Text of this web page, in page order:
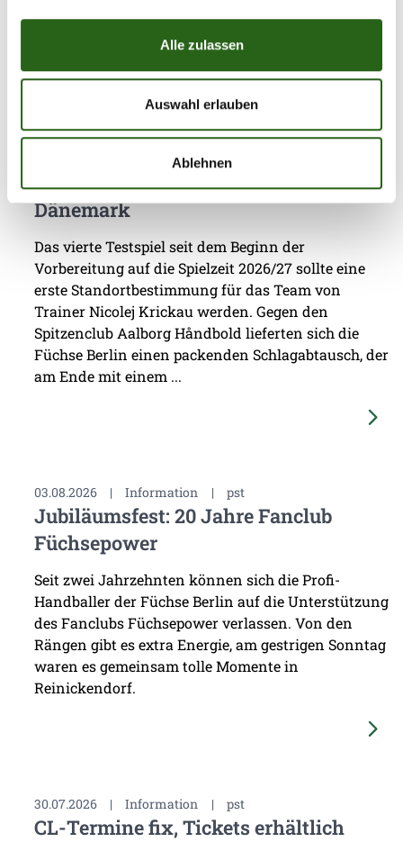
Alle zulassen
Auswahl erlauben
Ablehnen
erneut keinen Sieg einfahren, jedoch wertvolle
Information | pg
Erster Gradmesser gegen Topteam aus
Dänemark
Das vierte Testspiel seit dem Beginn der
Vorbereitung auf die Spielzeit 2026/27 sollte eine
erste Standortbestimmung für das Team von
Trainer Nicolej Krickau werden. Gegen den
Spitzenclub Aalborg Håndbold lieferten sich die
Füchse Berlin einen packenden Schlagabtausch, der
am Ende mit einem ...
03.08.2026 | Information | pst
Jubiläumsfest: 20 Jahre Fanclub
Füchsepower
Seit zwei Jahrzehnten können sich die Profi-
Handballer der Füchse Berlin auf die Unterstützung
des Fanclubs Füchsepower verlassen. Von den
Rängen gibt es extra Energie, am gestrigen Sonntag
waren es gemeinsam tolle Momente in
Reinickendorf.
30.07.2026 | Information | pst
CL-Termine fix, Tickets erhältlich